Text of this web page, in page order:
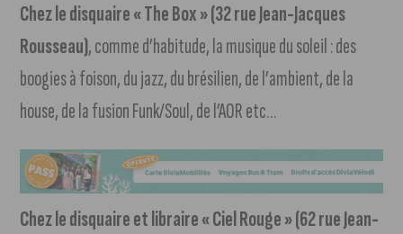
Chez le disquaire « The Box » (32 rue Jean-Jacques
Rousseau), comme d’habitude, la musique du soleil : des
boogies à foison, du jazz, du brésilien, de l’ambient, de la
house, de la fusion Funk/Soul, de l’AOR etc…
Chez le disquaire et libraire « Ciel Rouge » (62 rue Jean-